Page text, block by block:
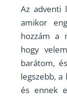
Az adventi
amikor
hozzám a
hogy
barátom,
legszebb,
és ennek